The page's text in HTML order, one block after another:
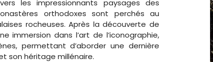
les impressionnants paysages des
orthodoxes sont perchés au
rocheuses. Après la découverte de
immersion dans l’art de l’iconographie,
permettant d’aborder une dernière
son héritage millénaire.